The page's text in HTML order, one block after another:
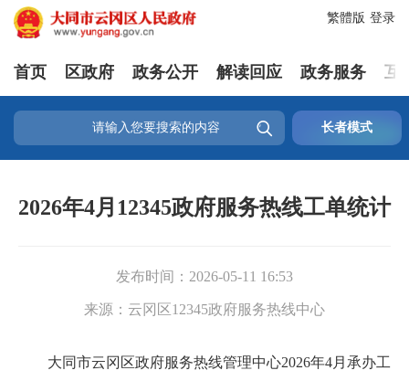
登录
繁體版
首页 区政府 政务公开 解读回应 政务服务 互
 长者模式
2026年4月12345政府服务热线工单统计
发布时间： 2026-05-11 16:53
来源： 云冈区12345政府服务热线中心
大同市云冈区政府服务热线管理中心2026年4月承办工